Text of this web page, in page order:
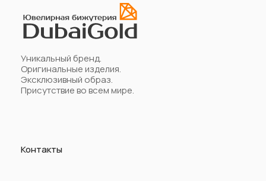
Уникальный бренд.
Оригинальные изделия.
Эксклюзивный образ.
Присутствие во всем мире.
Контакты